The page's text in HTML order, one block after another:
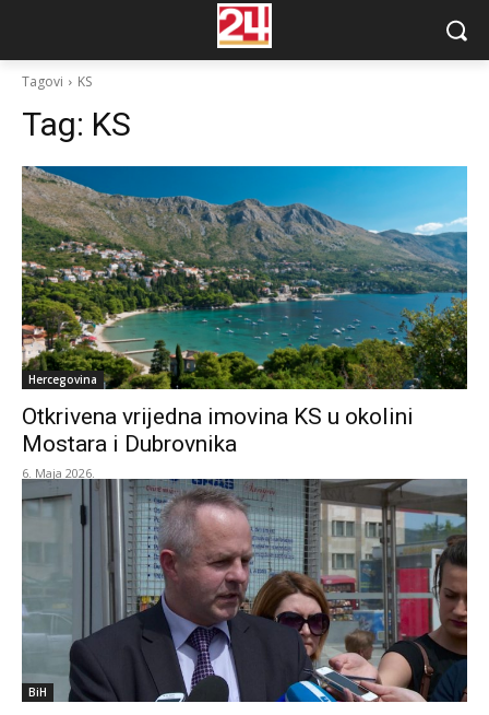
Tagovi KS
Tag: KS
Hercegovina
Otkrivena vrijedna imovina KS u okolini
Mostara i Dubrovnika
6. Maja 2026.
BiH